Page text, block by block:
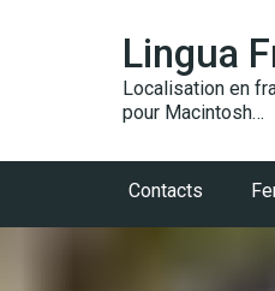
Lingua
Localisation en
pour Macintosh…
Contacts